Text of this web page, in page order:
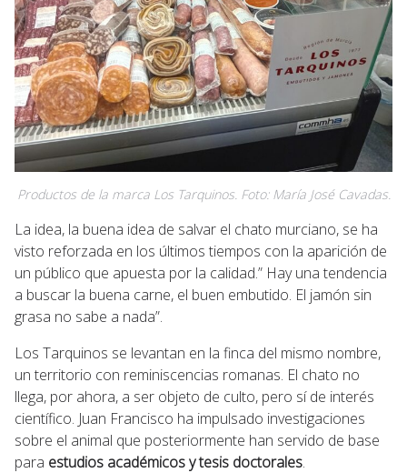
Productos de la marca Los Tarquinos. Foto: María José Cavadas.
La idea, la buena idea de salvar el chato murciano, se ha
visto reforzada en los últimos tiempos con la aparición de
un público que apuesta por la calidad.” Hay una tendencia
a buscar la buena carne, el buen embutido. El jamón sin
grasa no sabe a nada”.
Los Tarquinos se levantan en la finca del mismo nombre,
un territorio con reminiscencias romanas. El chato no
llega, por ahora, a ser objeto de culto, pero sí de interés
científico. Juan Francisco ha impulsado investigaciones
sobre el animal que posteriormente han servido de base
para estudios académicos y tesis doctorales.